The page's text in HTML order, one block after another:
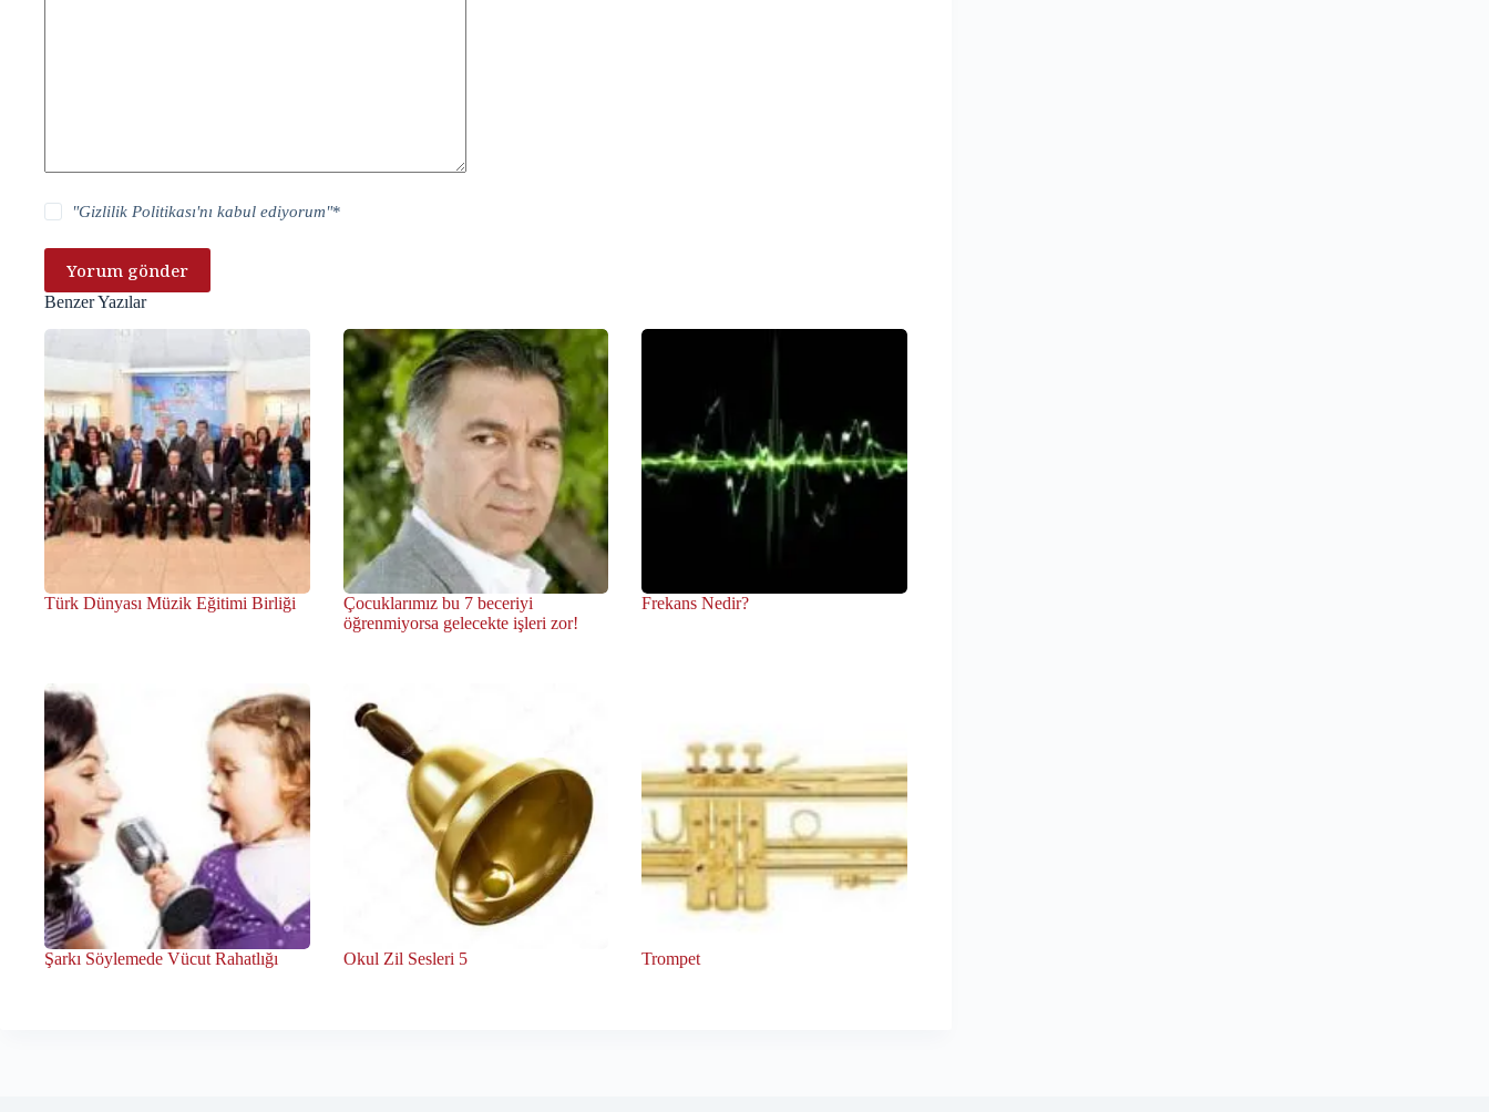
"Gizlilik Politikası'nı kabul ediyorum"*
Yorum gönder
Benzer Yazılar
Türk Dünyası Müzik Eğitimi Birliği
Çocuklarımız bu 7 beceriyi
öğrenmiyorsa gelecekte işleri zor!
Frekans Nedir?
Şarkı Söylemede Vücut Rahatlığı Okul Zil Sesleri 5 Trompet